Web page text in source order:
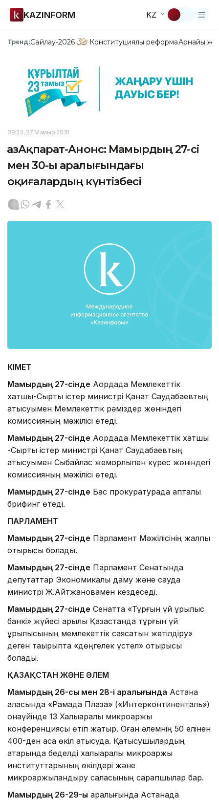
KAZINFORM KZ
Тренд:Сайлау-2026 Конституциялық реформаАрнайы
09:23, 27 Мамыр 2010
ҚазАқпарат-Анонс: Мамырдың 27-сі
мен 30-ы аралығындағы
оқиғалардың күнтізбесі
ҮКІМЕТ
Мамырдың 27-сінде Ақордада Мемлекеттік
хатшы-Сыртқы істер министрі Қанат Саудабаевтың
қатысуымен Мемлекеттік рәміздер жөніндегі
комиссияның мәжілісі өтеді.
Мамырдың 27-сінде Ақордада Мемлекеттік хатшы
-Сыртқы істер министрі Қанат Саудабаевтың
қатысуымен Сыбайлас жемқорлықпен күрес жөніндегі
комиссияның мәжілісі өтеді.
Мамырдың 27-сінде Бас прокуратурада апталық
брифинг өтеді.
ПАРЛАМЕНТ
Мамырдың 27-сінде Парламент Мәжілісінің жалпы
отырысы болады.
Мамырдың 27-сінде Парламент Сенатында
депутаттар Экономикалық даму және сауда
министрі Ж.Айтжановамен кездеседі.
Мамырдың 27-сінде Сенатта «Тұрғын үй құрылыс
банкі» жүйесі арқылы Қазақстанда тұрғын үй
құрылысының мемлекеттік саясатын жетілдіру»
деген тақырыпта «дөңгелек үстел» отырысы
болады.
ҚАЗАҚСТАН ЖӘНЕ ӘЛЕМ
Мамырдың 26-сы мен 28-і аралығында Астана
қаласында «Рамада Плаза» («Интерконтиненталь»)
қонақүйінде 13 Халықаралық микроқаржы
конференциясы өтіп жатыр. Оған әлемнің 50 елінен
400-ден аса өкіл қатысуда. Қатысушылардың
қатарында беделді халықаралық микроқаржы
институттарының өкілдері және
микроқаржыландыру саласының сарапшылар бар.
Мамырдың 26-29-ы аралығында Астанада